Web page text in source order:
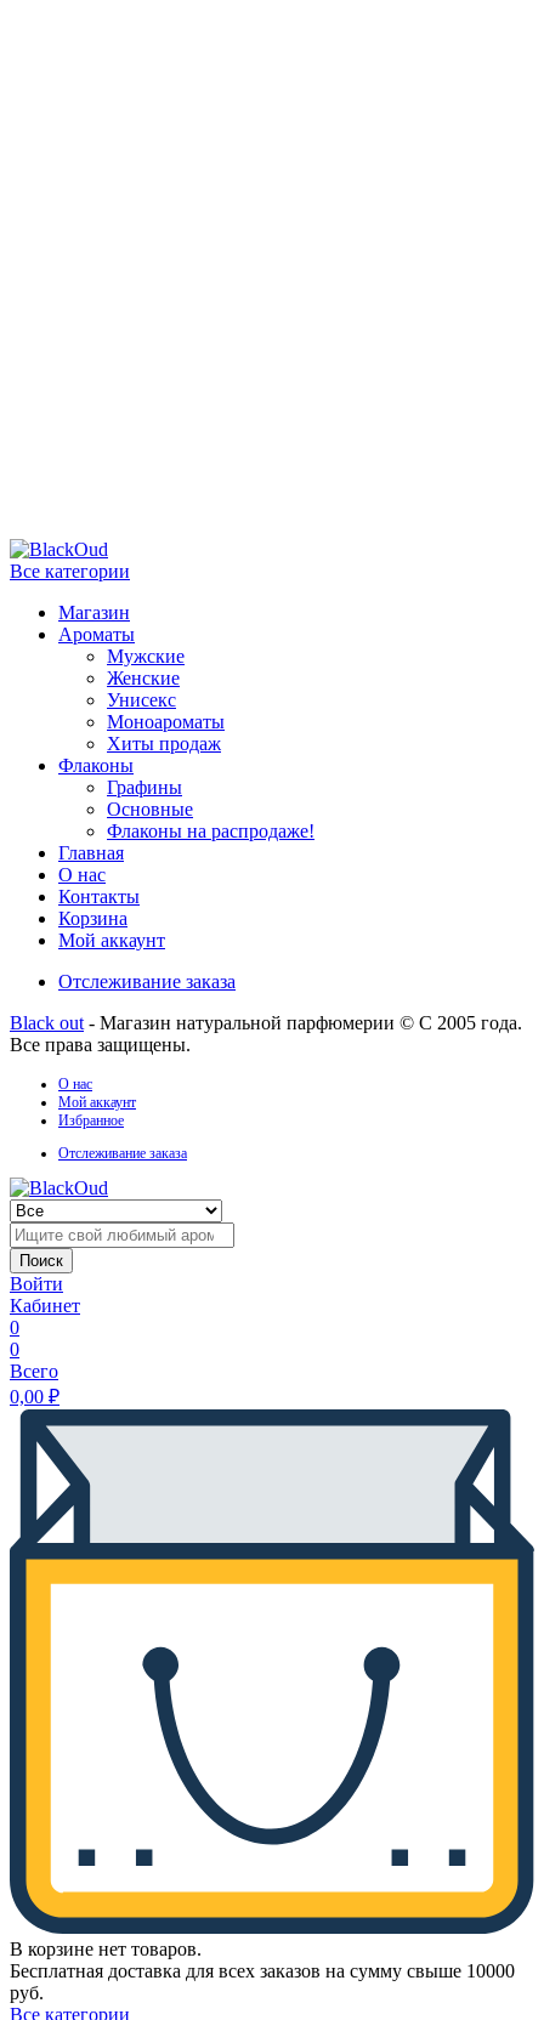
Все категории
Магазин
Ароматы
Мужские
Женские
Унисекс
Моноароматы
Хиты продаж
Флаконы
Графины
Основные
Флаконы на распродаже!
Главная
О нас
Контакты
Корзина
Мой аккаунт
Отслеживание заказа
Black out - Магазин натуральной парфюмерии © С 2005 года.
Все права защищены.
О нас
Мой аккаунт
Избранное
Отслеживание заказа
Поиск
Войти
Кабинет
0
0
Всего
0,00 ₽
В корзине нет товаров.
Бесплатная доставка для всех заказов на сумму свыше 10000
руб.
Все категории